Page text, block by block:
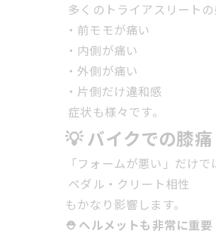
多くのトライアスリート
・前モモが痛い
・内側が痛い
・外側が痛い
・片側だけ違和感
症状も様々です。
💡 バイクでの膝痛
「フォームが悪い」だけで
ペダル・クリート相性
もかなり影響します。
⛑ ヘルメットも非常に重要